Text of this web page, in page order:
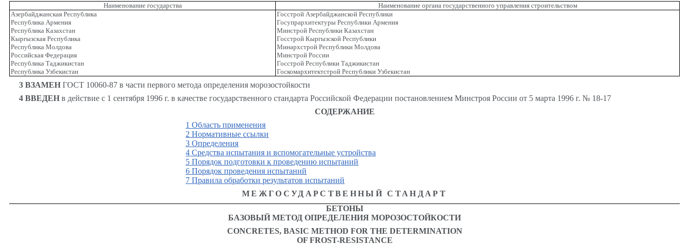
Наименование государства
Наименование органа государственного управления строительством
Азербайджанская Республика
Госстрой Азербайджанской Республики
Республика Армения
Госупрархитектуры Республики Армения
Республика Казахстан
Минстрой Республики Казахстан
Кыргызская Республика
Госстрой Кыргызской Республики
Республика Молдова
Минархстрой Республики Молдова
Российская Федерация
Минстрой России
Республика Таджикистан
Госстрой Республики Таджикистан
Республика Узбекистан
Госкомархитектстрой Республики Узбекистан
3 ВЗАМЕНГОСТ 10060-87 в части первого метода определения морозостойкости
4 ВВЕДЕНв действие с 1 сентября 1996 г. в качестве государственного стандарта Российской Федерации постановлением Минстроя России от 5 марта 1996 г. № 18-17
СОДЕРЖАНИЕ
1 Область применения
2 Нормативные ссылки
3 Определения
4 Средства испытания и вспомогательные устройства
5 Порядок подготовки к проведению испытаний
6 Порядок проведения испытаний
7 Правила обработки результатов испытаний
МЕЖГОСУДАРСТВЕННЫЙ СТАНДАРТ
БЕТОНЫ
БАЗОВЫЙ МЕТОД ОПРЕДЕЛЕНИЯ МОРОЗОСТОЙКОСТИ
CONCRETES, BASIC METHOD FOR THE DETERMINATION
OF FROST-RESISTANCE